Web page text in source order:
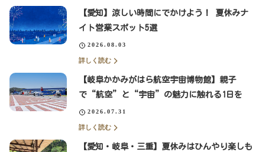
【愛知】涼しい時間にでかけよう！ 夏休みナ
イト営業スポット5選
2026.08.03
詳しく読む
【岐阜かかみがはら航空宇宙博物館】親子
で“航空”と“宇宙”の魅力に触れる1日を
2026.07.31
詳しく読む
【愛知・岐阜・三重】夏休みはひんやり楽しも